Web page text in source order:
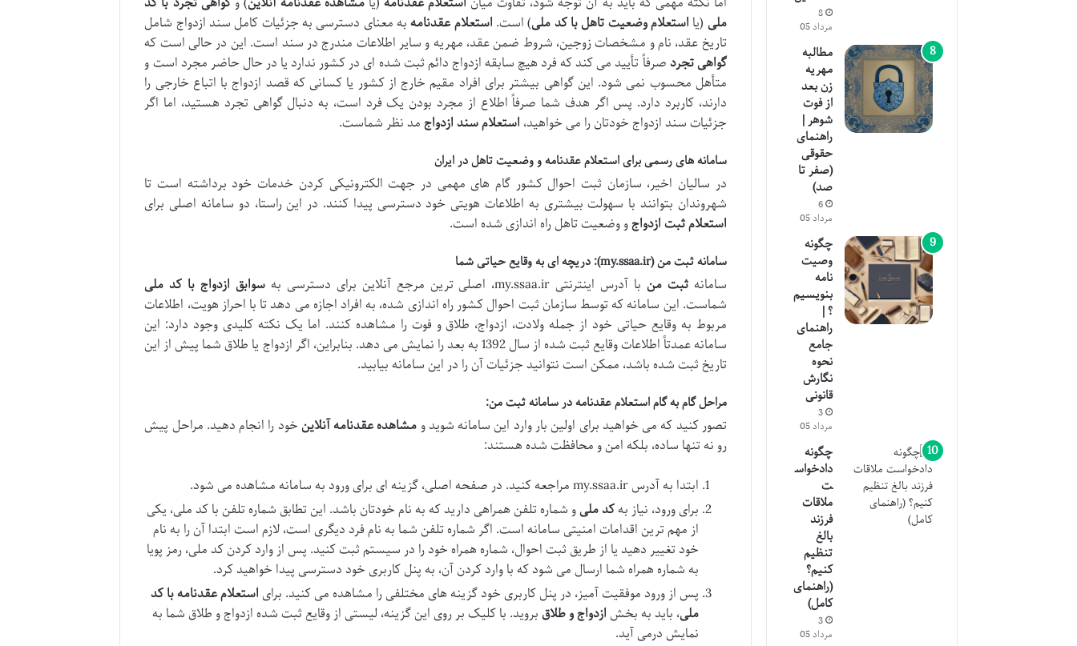
ملی (یا استعلام وضعیت تاهل با کد ملی) است. استعلام عقدنامهبه معنای دسترسی به جزئیات کامل سند ازدواج شامل
تاریخ عقد، نام و مشخصات زوجین، شروط ضمن عقد، مهریه و سایر اطلاعات مندرج در سند است. این در حالی است که
گواهی تجردصرفاً تأیید می کند که فرد هیچ سابقه ازدواج دائم ثبت شده ای در کشور ندارد یا در حال حاضر مجرد است و
متأهل محسوب نمی شود. این گواهی بیشتر برای افراد مقیم خارج از کشور یا کسانی که قصد ازدواج با اتباع خارجی را
دارند، کاربرد دارد. پس اگر هدف شما صرفاً اطلاع از مجرد بودن یک فرد است، به دنبال گواهی تجرد هستید، اما اگر
جزئیات سند ازدواج خودتان را می خواهید، استعلام سند ازدواجمد نظر شماست.
سامانه های رسمی برای استعلام عقدنامه و وضعیت تاهل در ایران
در سالیان اخیر، سازمان ثبت احوال کشور گام های مهمی در جهت الکترونیکی کردن خدمات خود برداشته است تا
شهروندان بتوانند با سهولت بیشتری به اطلاعات هویتی خود دسترسی پیدا کنند. در این راستا، دو سامانه اصلی برای
استعلام ثبت ازدواجو وضعیت تاهل راه اندازی شده است.
سامانه ثبت من (my.ssaa.ir): دریچه ای به وقایع حیاتی شما
سامانهثبت منبا آدرس اینترنتی my.ssaa.ir، اصلی ترین مرجع آنلاین برای دسترسی به
سوابق ازدواج با کد ملی
شماست. این سامانه که توسط سازمان ثبت احوال کشور راه اندازی شده، به افراد اجازه می دهد تا با احراز هویت، اطلاعات
مربوط به وقایع حیاتی خود از جمله ولادت، ازدواج، طلاق و فوت را مشاهده کنند. اما یک نکته کلیدی وجود دارد: این
سامانه عمدتاً اطلاعات وقایع ثبت شده از سال 1392 به بعد را نمایش می دهد. بنابراین، اگر ازدواج یا طلاق شما پیش از این
تاریخ ثبت شده باشد، ممکن است نتوانید جزئیات آن را در این سامانه بیابید.
مراحل گام به گام استعلام عقدنامه در سامانه ثبت من:
تصور کنید که می خواهید برای اولین بار وارد این سامانه شوید ومشاهده عقدنامه آنلاینخود را انجام دهید. مراحل پیش
رو نه تنها ساده، بلکه امن و محافظت شده هستند:
ابتدا به آدرس my.ssaa.ir مراجعه کنید. در صفحه اصلی، گزینه ای برای ورود به سامانه مشاهده می شود.
برای ورود، نیاز بهکد ملیو شماره تلفن همراهی دارید که به نام خودتان باشد. این تطابق شماره تلفن با کد ملی، یکی
از مهم ترین اقدامات امنیتی سامانه است. اگر شماره تلفن شما به نام فرد دیگری است، لازم است ابتدا آن را به نام
خود تغییر دهید یا از طریق ثبت احوال، شماره همراه خود را در سیستم ثبت کنید. پس از وارد کردن کد ملی، رمز پویا
به شماره همراه شما ارسال می شود که با وارد کردن آن، به پنل کاربری خود دسترسی پیدا خواهید کرد.
پس از ورود موفقیت آمیز، در پنل کاربری خود گزینه های مختلفی را مشاهده می کنید. برایاستعلام عقدنامه با کد
ملی، باید به بخشازدواج و طلاقبروید. با کلیک بر روی این گزینه، لیستی از وقایع ثبت شده ازدواج و طلاق شما به
نمایش درمی آید.
8
مرداد 05
مطالبه
مهریه
زن بعد
از فوت
شوهر |
راهنمای
حقوقی
(صفر تا
صد)
6
مرداد 05
چگونه
وصیت
نامه
بنویسیم
؟ |
راهنمای
جامع
نحوه
نگارش
قانونی
3
مرداد 05
چگونه
دادخواس
ت
ملاقات
فرزند
بالغ
تنظیم
کنیم؟
(راهنمای
کامل)
3
مرداد 05